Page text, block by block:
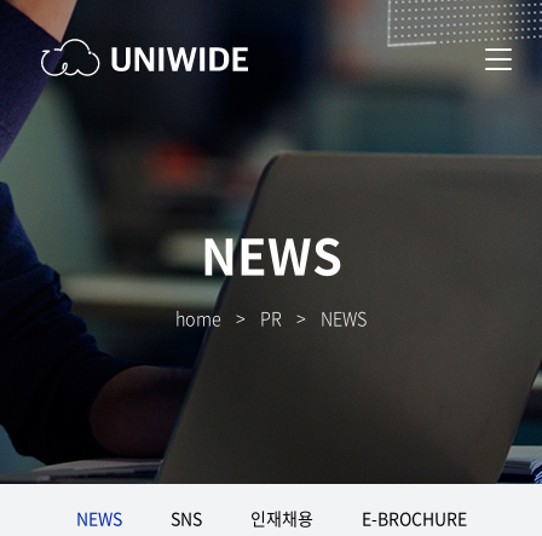
NEWS
home > PR > NEWS
NEWS SNS 인재채용 E-BROCHURE